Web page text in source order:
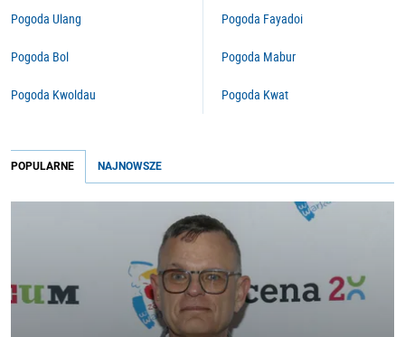
Pogoda Ulang
Pogoda Bol
Pogoda Kwoldau
Pogoda Fayadoi
Pogoda Mabur
Pogoda Kwat
POPULARNE NAJNOWSZE